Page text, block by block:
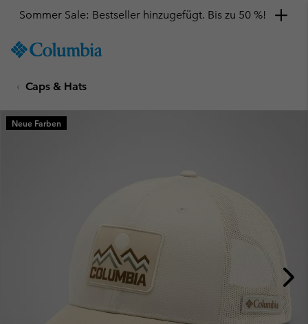
TO
SKIP
MAIN
NAV
Sommer Sale: Bestseller hinzugefügt. Bis zu 50 %!
Caps & Hats
Neue Farben